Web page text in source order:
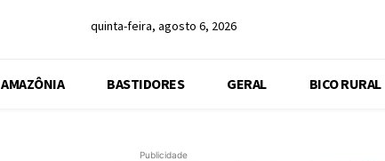
quinta-feira, agosto 6, 2026
AMAZÔNIA BASTIDORES GERAL BICO RURAL
Publicidade